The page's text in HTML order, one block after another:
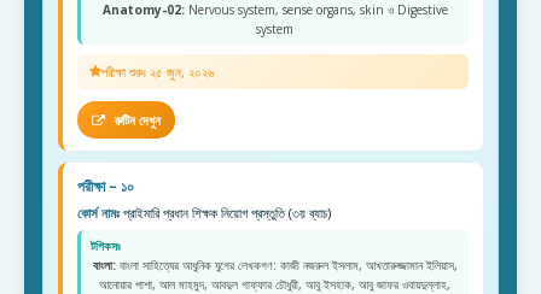
Anatomy-02:Nervous system, sense organs, skin ও Digestive
system
পরীক্ষা শুরুঃ ২৫ জুন, ২০২৬
রুটিন দেখুন
পরীক্ষা – ১০
কোর্স নামঃ প্রাইমারি প্রধান শিক্ষক নিয়োগ প্রস্তুতি (৩য় ব্যাচ)
টপিকসঃ
বাংলা:বাংলা সাহিত্যের আধুনিক যুগের লেখকগণ: কাজী নজরুল ইসলাম, আখতারুজ্জামান ইলিয়াস,
আনোয়ার পাশা, আল মাহমুদ, আবদুল গাফ্ফার চৌধুরী, আবু ইসহাক, আবু জাফর ওবায়দুল্লাহ,